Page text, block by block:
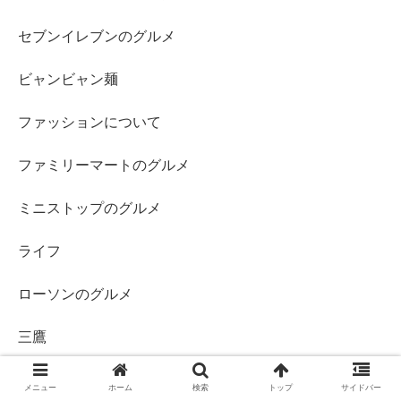
セブンイレブンのグルメ
ビャンビャン麺
ファッションについて
ファミリーマートのグルメ
ミニストップのグルメ
ライフ
ローソンのグルメ
三鷹
上北沢
メニュー ホーム 検索 トップ サイドバー